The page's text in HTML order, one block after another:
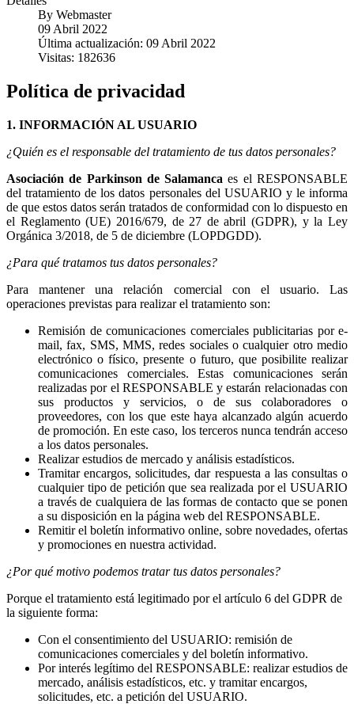
By Webmaster
09 Abril 2022
Última actualización: 09 Abril 2022
Visitas: 182636
Política de privacidad
1. INFORMACIÓN AL USUARIO
¿Quién es el responsable del tratamiento de tus datos personales?
Asociación de Parkinson de Salamanca es el RESPONSABLE
del tratamiento de los datos personales del USUARIO y le informa
de que estos datos serán tratados de conformidad con lo dispuesto en
el Reglamento (UE) 2016/679, de 27 de abril (GDPR), y la Ley
Orgánica 3/2018, de 5 de diciembre (LOPDGDD).
¿Para qué tratamos tus datos personales?
Para mantener una relación comercial con el usuario. Las
operaciones previstas para realizar el tratamiento son:
Remisión de comunicaciones comerciales publicitarias por e-
mail, fax, SMS, MMS, redes sociales o cualquier otro medio
electrónico o físico, presente o futuro, que posibilite realizar
comunicaciones comerciales. Estas comunicaciones serán
realizadas por el RESPONSABLE y estarán relacionadas con
sus productos y servicios, o de sus colaboradores o
proveedores, con los que este haya alcanzado algún acuerdo
de promoción. En este caso, los terceros nunca tendrán acceso
a los datos personales.
Realizar estudios de mercado y análisis estadísticos.
Tramitar encargos, solicitudes, dar respuesta a las consultas o
cualquier tipo de petición que sea realizada por el USUARIO
a través de cualquiera de las formas de contacto que se ponen
a su disposición en la página web del RESPONSABLE.
Remitir el boletín informativo online, sobre novedades, ofertas
y promociones en nuestra actividad.
¿Por qué motivo podemos tratar tus datos personales?
Porque el tratamiento está legitimado por el artículo 6 del GDPR de
la siguiente forma:
Con el consentimiento del USUARIO: remisión de
comunicaciones comerciales y del boletín informativo.
Por interés legítimo del RESPONSABLE: realizar estudios de
mercado, análisis estadísticos, etc. y tramitar encargos,
solicitudes, etc. a petición del USUARIO.